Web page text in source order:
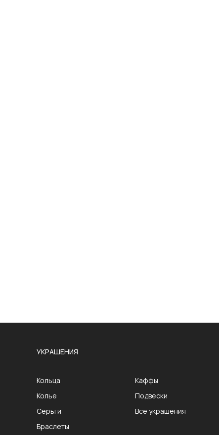
УКРАШЕНИЯ
Кольца
Колье
Серьги
Браслеты
Каффы
Подвески
Все украшения